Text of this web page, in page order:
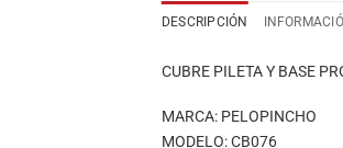
DESCRIPCIÓN
CUBRE PILETA Y BASE
MARCA: PELOPINCHO
MODELO: CB076